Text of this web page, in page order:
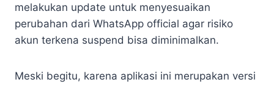
melakukan update untuk menyesuaikan
perubahan dari WhatsApp official agar risiko
akun terkena suspend bisa diminimalkan.
Meski begitu, karena aplikasi ini merupakan versi